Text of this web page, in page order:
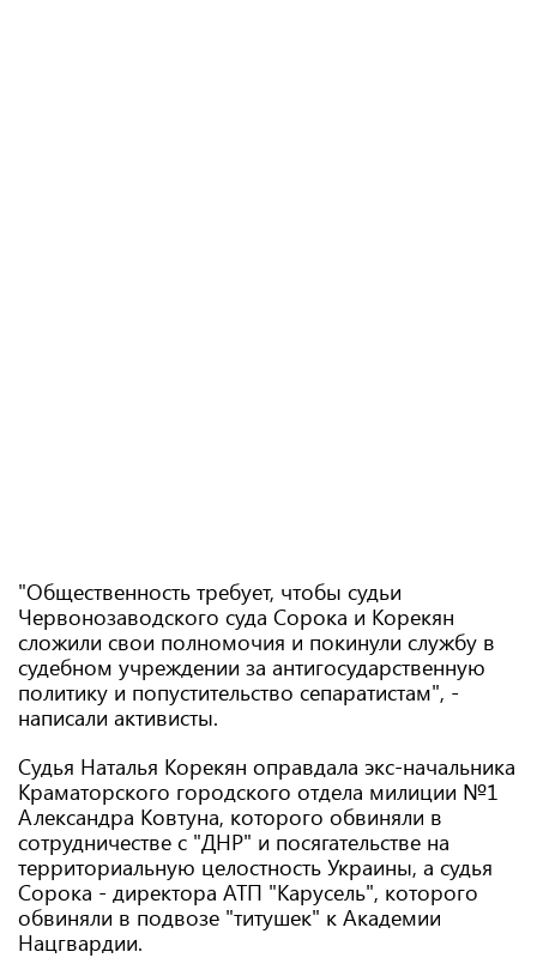
"Общественность требует, чтобы судьи
Червонозаводского суда Сорока и Корекян
сложили свои полномочия и покинули службу в
судебном учреждении за антигосударственную
политику и попустительство сепаратистам", -
написали активисты.
Судья Наталья Корекян оправдала экс-начальника
Краматорского городского отдела милиции №1
Александра Ковтуна, которого обвиняли в
сотрудничестве с "ДНР" и посягательстве на
территориальную целостность Украины, а судья
Сорока - директора АТП "Карусель", которого
обвиняли в подвозе "титушек" к Академии
Нацгвардии.